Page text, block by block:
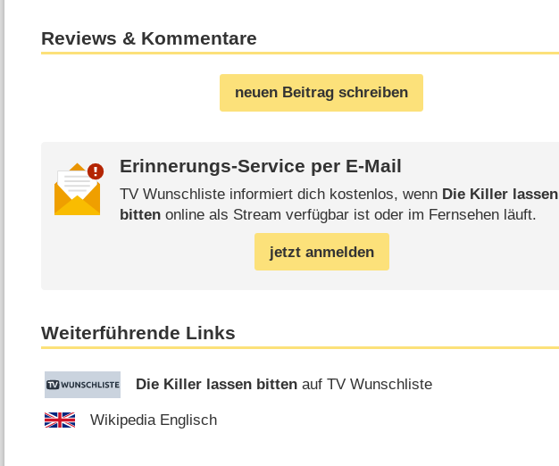
Reviews & Kommentare
neuen Beitrag schreiben
Erinnerungs-Service per E-Mail
TV Wunschliste informiert dich kostenlos, wenn Die Killer lassen
bittenonline als Stream verfügbar ist oder im Fernsehen läuft.
jetzt anmelden
Weiterführende Links
Die Killer lassen bitten auf TV Wunschliste
Wikipedia Englisch